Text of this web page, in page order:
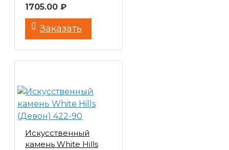
1705.00 ₽
Заказать
Искусственный
камень White Hills